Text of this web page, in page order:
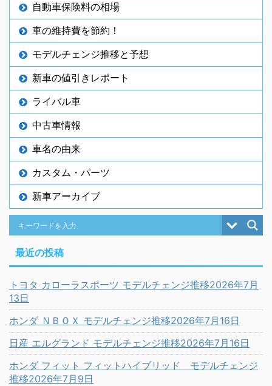
自動車保険料の相場
車の維持費を節約！
モデルチェンジ推移と予想
新車の値引きレポート
ライバル車
中古車情報
車名の由来
カスタム・パーツ
新車アーカイブ
最近の投稿
トヨタ カローラスポーツ モデルチェンジ推移2026年7月
13日
ホンダ ＮＢＯＸ モデルチェンジ推移2026年7月16日
日産 エルグランド モデルチェンジ推移2026年7月16日
ホンダ フィット フィットハイブリッド モデルチェンジ
推移2026年7月9日